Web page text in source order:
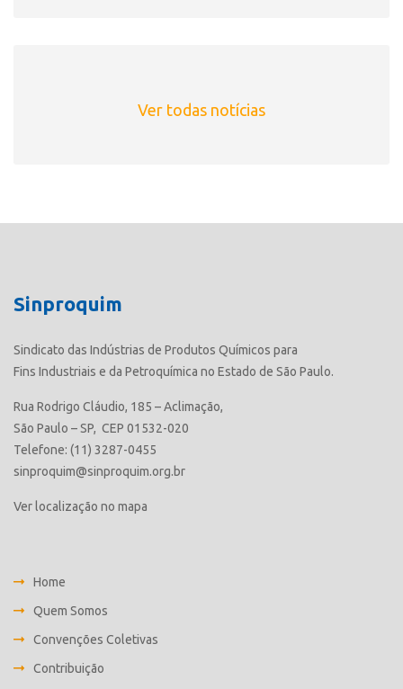
Ver todas notícias
Sinproquim
Sindicato das Indústrias de Produtos Químicos para
Fins Industriais e da Petroquímica no Estado de São Paulo.
Rua Rodrigo Cláudio, 185 – Aclimação,
São Paulo – SP, CEP 01532-020
Telefone: (11) 3287-0455
sinproquim@sinproquim.org.br
Ver localização no mapa
Home
Quem Somos
Convenções Coletivas
Contribuição